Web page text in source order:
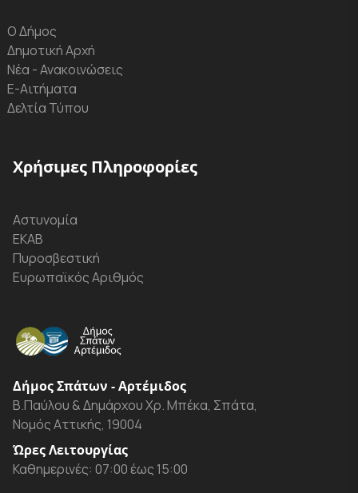
Ο Δήμος
Δημοτική Αρχή
Νέα - Ανακοινώσεις
Ε-Αιτήματα
Δελτία Τύπου
Χρήσιμες Πληροφορίες
Αστυνομία
ΕΚΑΒ
Πυροσβεστική
Ευρωπαϊκός Αριθμός
Δήμος Σπάτων - Αρτέμιδος
Β.Παύλου & Δημάρχου Χρ. Μπέκα, Σπάτα,
Νομός Αττικής, 19004
Ώρες Λειτουργίας
Καθημερινές: 07:00 έως 15:00